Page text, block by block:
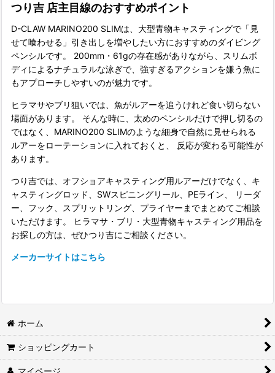
つり吉 店主目線のおすすめポイント
D-CLAW MARINO200 SLIMは、大型青物キャスティングで「見
せて喰わせる」引き出しを増やしたい方におすすめのダイビング
ペンシルです。 200mm・61gの存在感がありながら、スリムボ
ディによるナチュラルな泳ぎで、強すぎるアクションを嫌う魚に
もアプローチしやすいのが魅力です。
ヒラマサやブリ狙いでは、魚がルアーを追うけれど食い切らない
場面があります。 そんな時に、太めのペンシルだけで押し切るの
ではなく、MARINO200 SLIMのような細身で自然に見せられる
ルアーをローテーションに入れておくと、 反応が変わる可能性が
あります。
つり吉では、オフショアキャスティング用ルアーだけでなく、キ
ャスティングロッド、SWスピニングリール、PEライン、 リーダ
ー、フック、スプリットリング、プライヤーまでまとめてご相談
いただけます。 ヒラマサ・ブリ・大型青物キャスティング用品を
お探しの方は、ぜひつり吉にご相談ください。
メーカーサイトはこちら
ホーム
ショッピングカート